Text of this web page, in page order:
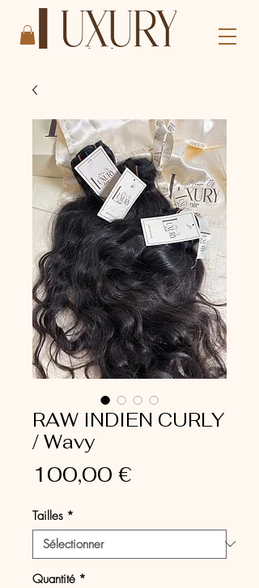
RAW INDIEN CURLY
/ Wavy
100,00 €
Tailles *
Quantité *